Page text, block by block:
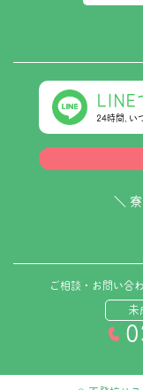
LINE
24時間､い
＼
ご相談・お問い合
未